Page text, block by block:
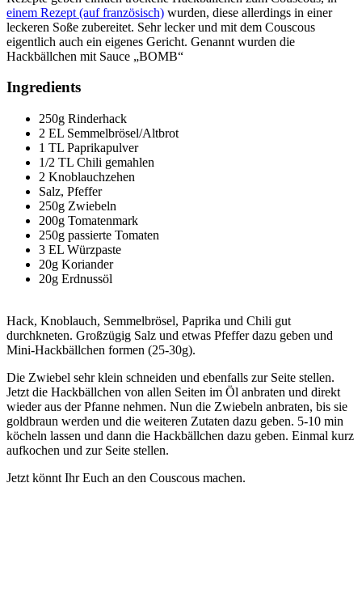
einem Rezept (auf französisch) wurden, diese allerdings in einer
leckeren Soße zubereitet. Sehr lecker und mit dem Couscous
eigentlich auch ein eigenes Gericht. Genannt wurden die
Hackbällchen mit Sauce „BOMB“
Ingredients
250g Rinderhack
2 EL Semmelbrösel/Altbrot
1 TL Paprikapulver
1/2 TL Chili gemahlen
2 Knoblauchzehen
Salz, Pfeffer
250g Zwiebeln
200g Tomatenmark
250g passierte Tomaten
3 EL Würzpaste
20g Koriander
20g Erdnussöl
Hack, Knoblauch, Semmelbrösel, Paprika und Chili gut
durchkneten. Großzügig Salz und etwas Pfeffer dazu geben und
Mini-Hackbällchen formen (25-30g).
Die Zwiebel sehr klein schneiden und ebenfalls zur Seite stellen.
Jetzt die Hackbällchen von allen Seiten im Öl anbraten und direkt
wieder aus der Pfanne nehmen. Nun die Zwiebeln anbraten, bis sie
goldbraun werden und die weiteren Zutaten dazu geben. 5-10 min
köcheln lassen und dann die Hackbällchen dazu geben. Einmal kurz
aufkochen und zur Seite stellen.
Jetzt könnt Ihr Euch an den Couscous machen.